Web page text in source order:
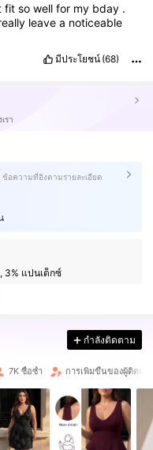
fit so well for my bday .
leavea noticeable
มีประโยชน์ (68)
รา
ข้อความที่อิงตามรายละเอียด
3% แปนเด็กซ์
กำลังติดตาม
7K ซื้อซ้ำ การเพิ่มขึ้นของผู้ติดตา